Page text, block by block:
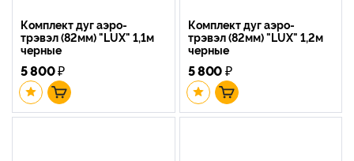
Комплект дуг аэро-
трэвэл (82мм) "LUX" 1,1м
черные
5 800₽
Комплект дуг аэро-
трэвэл (82мм) "LUX" 1,2м
черные
5 800₽